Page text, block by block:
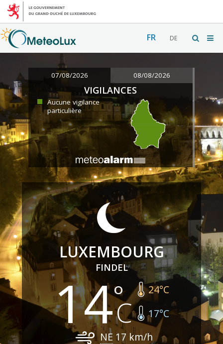
FR DE
07/08/2026 08/08/2026
VIGILANCES
Aucune vigilance
particulière
LUXEMBOURG
FINDEL
14 24°C
17°C
NE 17 km/h